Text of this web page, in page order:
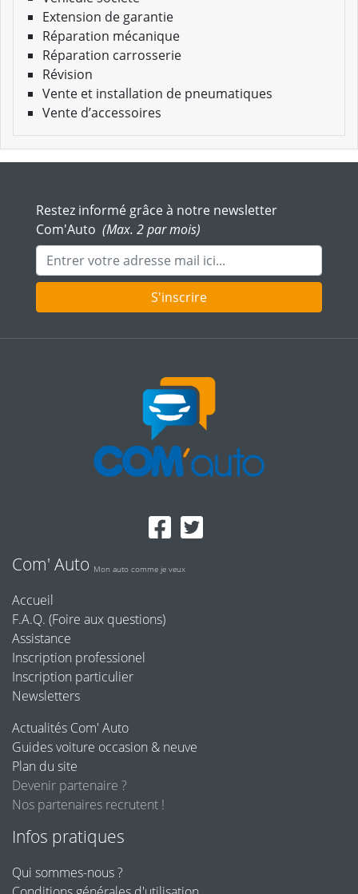
Extension de garantie
Réparation mécanique
Réparation carrosserie
Révision
Vente et installation de pneumatiques
Vente d’accessoires
Restez informé grâce à notre newsletter
Com'Auto (Max. 2 par mois)
Adresse mail
S'inscrire
Com' Auto Mon auto comme je veux
Accueil
F.A.Q. (Foire aux questions)
Assistance
Inscription professionel
Inscription particulier
Newsletters
Actualités Com' Auto
Guides voiture occasion & neuve
Plan du site
Devenir partenaire ?
Nos partenaires recrutent !
Infos pratiques
Qui sommes-nous ?